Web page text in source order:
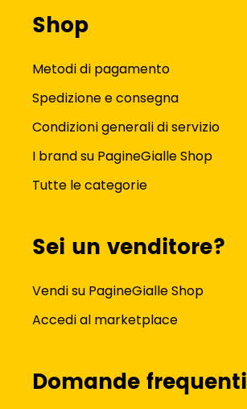
Shop
Metodi di pagamento
Spedizione e consegna
Condizioni generali di servizio
I brand su PagineGialle Shop
Tutte le categorie
Sei un venditore?
Vendi su PagineGialle Shop
Accedi al marketplace
Domande frequenti